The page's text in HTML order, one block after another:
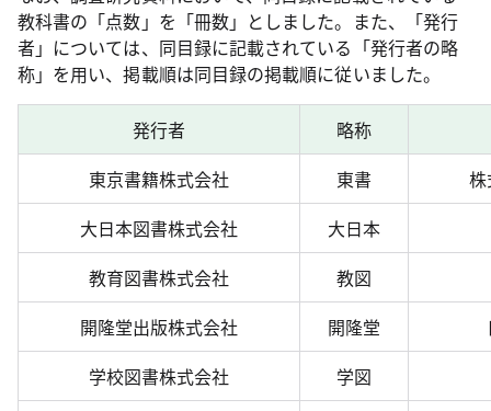
教科書の「点数」を「冊数」としました。また、「発行
者」については、同目録に記載されている「発行者の略
称」を用い、掲載順は同目録の掲載順に従いました。
発行者
略称
東京書籍株式会社
東書
大日本図書株式会社
大日本
教育図書株式会社
教図
開隆堂出版株式会社
開隆堂
学校図書株式会社
学図